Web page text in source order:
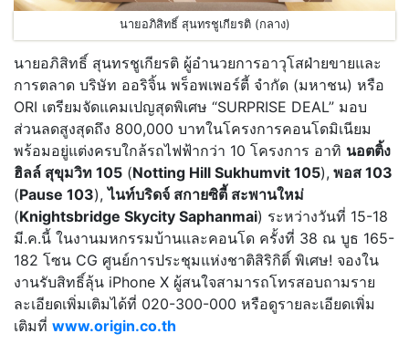
นายอภิสิทธิ์ สุนทรชูเกียรติ (กลาง)
นายอภิสิทธิ์ สุนทรชูเกียรติ ผู้อำนวยการอาวุโสฝ่ายขายและ
การตลาด บริษัท ออริจิ้น พร็อพเพอร์ตี้ จำกัด (มหาชน) หรือ
ORI เตรียมจัดแคมเปญสุดพิเศษ “SURPRISE DEAL” มอบ
ส่วนลดสูงสุดถึง 800,000 บาทในโครงการคอนโดมิเนียม
พร้อมอยู่แต่งครบใกล้รถไฟฟ้ากว่า 10 โครงการ อาทิ นอตติ้ง
ฮิลล์ สุขุมวิท 105 (Notting Hill Sukhumvit 105), พอส 103
(Pause 103),ไนท์บริดจ์ สกายซิตี้ สะพานใหม่
(Knightsbridge Skycity Saphanmai) ระหว่างวันที่ 15-18
มี.ค.นี้ ในงานมหกรรมบ้านและคอนโด ครั้งที่ 38 ณ บูธ 165-
182 โซน CG ศูนย์การประชุมแห่งชาติสิริกิติ์ พิเศษ! จองใน
งานรับสิทธิ์ลุ้น iPhone X ผู้สนใจสามารถโทรสอบถามราย
ละเอียดเพิ่มเติมได้ที่ 020-300-000 หรือดูรายละเอียดเพิ่ม
เติมที่ www.origin.co.th